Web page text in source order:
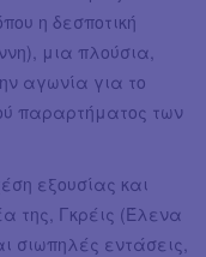
η δεσποτική
μια πλούσια,
αγωνία για το
παραρτήματος των
εξουσίας και
της, Γκρέις (Έλενα
σιωπηλές εντάσεις,